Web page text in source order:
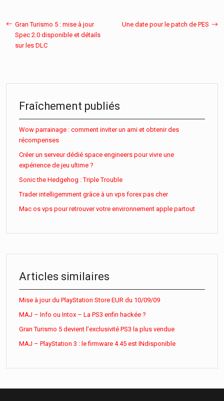
Gran Turismo 5 : mise à jour
Spec 2.0 disponible et détails
sur les DLC
Une date pour le patch de PES
Fraîchement publiés
Wow parrainage : comment inviter un ami et obtenir des
récompenses
Créer un serveur dédié space engineers pour vivre une
expérience de jeu ultime ?
Sonic the Hedgehog : Triple Trouble
Trader intelligemment grâce à un vps forex pas cher
Mac os vps pour retrouver votre environnement apple partout
Articles similaires
Mise à jour du PlayStation Store EUR du 10/09/09
MAJ – Info ou Intox – La PS3 enfin hackée ?
Gran Turismo 5 devient l’exclusivité PS3 la plus vendue
MAJ – PlayStation 3 : le firmware 4.45 est INdisponible